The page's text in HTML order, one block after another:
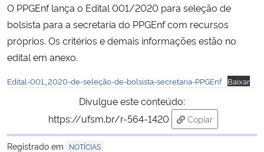
Ministério de Minas e Energia
Ministério da Ciência, Tecnologia, Inovações e Comunicações
Ministério do Desenvolvimento Regional
O PPGEnf lança o Edital 001/2020 para seleção de
bolsista para a secretaria do PPGEnf com recursos
próprios. Os critérios e demais informações estão no
edital em anexo.
Edital-001_2020-de-seleção-de-bolsista-secretaria-PPGEnf Baixar
Divulgue este conteúdo:
https://ufsm.br/r-564-1420
Copiar
para área de
Registrado em
NOTÍCIAS